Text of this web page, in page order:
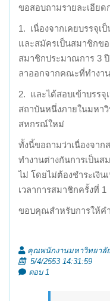
ขอสอบถามรายละเอีย
1. เนื่องจากเคยบรรจุ
และสมัครเป็นสมาชิกข
สมาชิกประมาณการ 3
ลาออกจากคณะที่ทำงาน
2. และได้สอบเข้าบรร
สถาบันหนึ่งภายในมหา
สหกรณ์ใหม่
ทั้งนี้ขอถามว่าเนื่องจา
ทำงานต่างกันการเป็น
ไม่ โดยไม่ต้องชำระเงิน
เวลาการสมาชิกครั้งที่ 1
ขอบคุณสำหรับการให้ค
คุณพนักงานมหาวิทยาลั
5/4/2553 14:31:59
ตอบ 1